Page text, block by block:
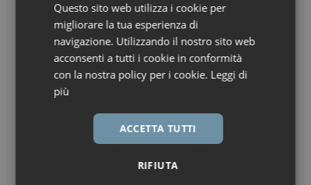
Questo sito web utilizza i cookie per
migliorare la tua esperienza di
navigazione. Utilizzando il nostro sito web
acconsenti a tutti i cookie in conformità
con la nostra policy per i cookie. Leggi di
più
ACCETTA TUTTI
RIFIUTA